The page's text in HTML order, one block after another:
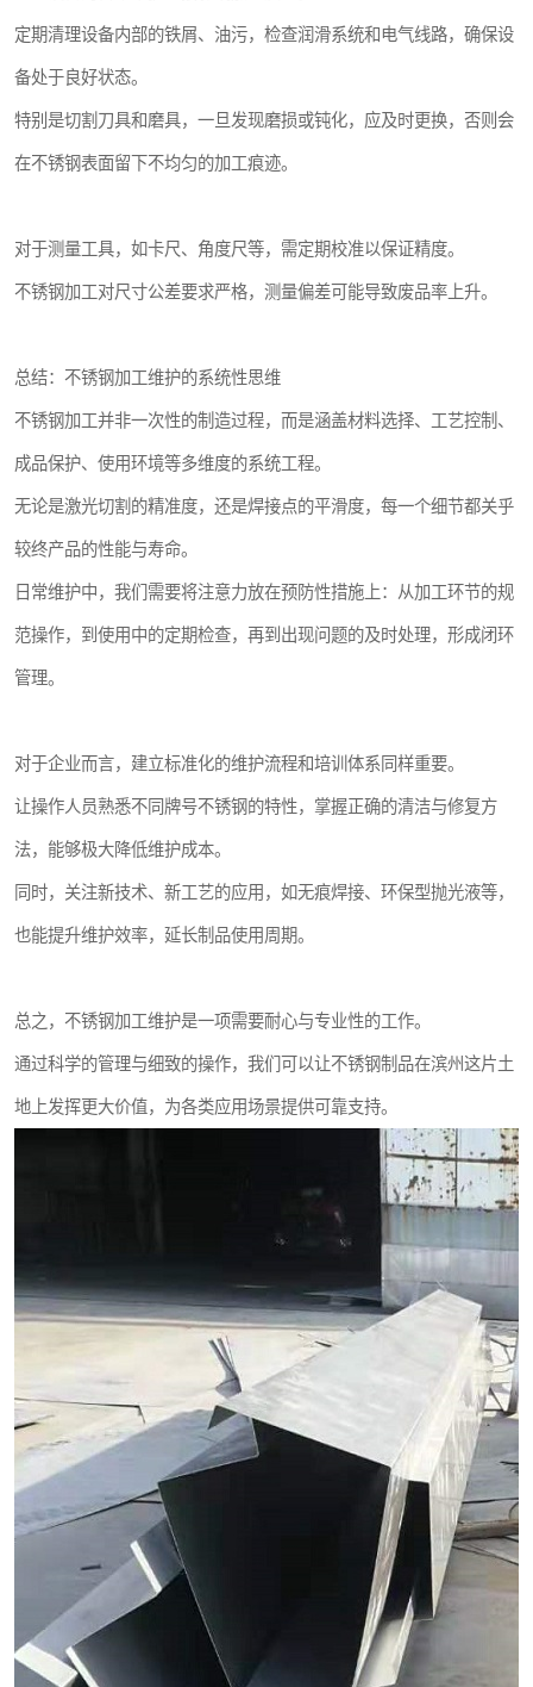
定期清理设备内部的铁屑、油污，检查润滑系统和电气线路，确保设
备处于良好状态。
特别是切割刀具和磨具，一旦发现磨损或钝化，应及时更换，否则会
在不锈钢表面留下不均匀的加工痕迹。
对于测量工具，如卡尺、角度尺等，需定期校准以保证精度。
不锈钢加工对尺寸公差要求严格，测量偏差可能导致废品率上升。
总结：不锈钢加工维护的系统性思维
不锈钢加工并非一次性的制造过程，而是涵盖材料选择、工艺控制、
成品保护、使用环境等多维度的系统工程。
无论是激光切割的精准度，还是焊接点的平滑度，每一个细节都关乎
较终产品的性能与寿命。
日常维护中，我们需要将注意力放在预防性措施上：从加工环节的规
范操作，到使用中的定期检查，再到出现问题的及时处理，形成闭环
管理。
对于企业而言，建立标准化的维护流程和培训体系同样重要。
让操作人员熟悉不同牌号不锈钢的特性，掌握正确的清洁与修复方
法，能够极大降低维护成本。
同时，关注新技术、新工艺的应用，如无痕焊接、环保型抛光液等，
也能提升维护效率，延长制品使用周期。
总之，不锈钢加工维护是一项需要耐心与专业性的工作。
通过科学的管理与细致的操作，我们可以让不锈钢制品在滨州这片土
地上发挥更大价值，为各类应用场景提供可靠支持。